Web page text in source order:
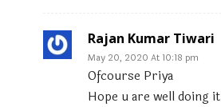
Rajan Kumar Tiwari
May 20, 2020 At 10:18 pm
Ofcourse Priya
Hope u are well doing it